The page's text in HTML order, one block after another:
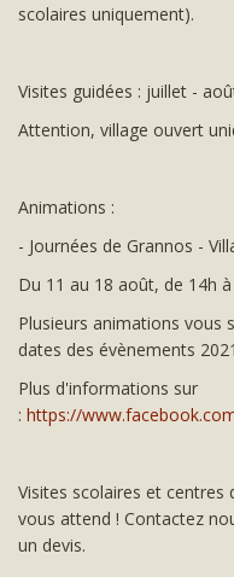
scolaires uniquement).
Visites guidées : juillet -
Attention, village ouvert
Animations :
- Journées de Grannos -
Du 11 au 18 août, de 14h
Plusieurs animations vous
dates des évènements
Plus d'informations sur
: https://
Visites scolaires et
vous attend ! Contactez
un devis.